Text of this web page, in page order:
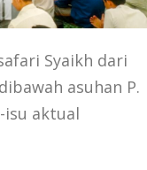
Syaikh dari
asuhan P.
isu aktual